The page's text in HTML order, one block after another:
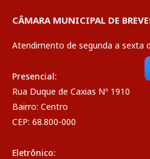
CÂMARA MUNICIPAL DE
Atendimento de segunda a sexta
Presencial:
Rua Duque de Caxias Nº 1910
Bairro: Centro
CEP: 68.800-000
Eletrônico: